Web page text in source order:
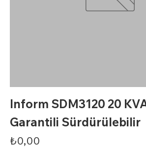
Inform SDM3120 20
Garantili Sürdürülebilir
Fiyat
₺0,00